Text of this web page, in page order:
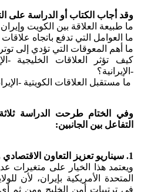
وقد أجاب الكتاب أو الدراسة على
ما طبيعة العلاقة بين الكويت
ما العوامل التي تدفع باتجاه
ما أهم المعوقات التي تؤدي إلى
كيف تؤثر العلاقات الخليجية -
-الإيرانية؟
ما مستقبل العلاقات الكويتية -
وفي الختام طرحت الدراسة
التفاعل بين الجانبين:
1. سيناريو تعزيز التعاون الاقتصادي والأمني:
ويعتمد هذا الخيار على متغيرات
المتحدة الأمريكية بإيران، لأن
في ترتيبات أمن الخليج ومن ثم أي